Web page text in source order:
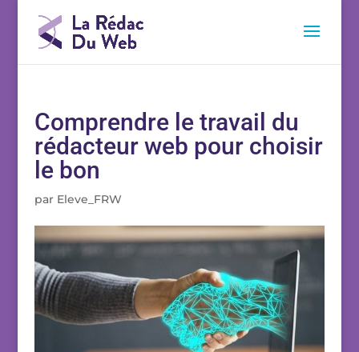
Comprendre le travail du
rédacteur web pour choisir
le bon
par Eleve_FRW